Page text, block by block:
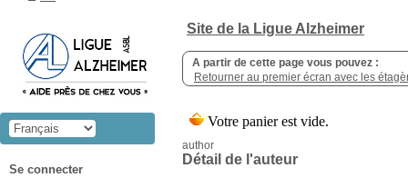
Site de la Ligue Alzheimer
A partir de cette page vous pouvez :
Retourner au premier écran avec les
author
Détail de l'auteur
Se connecter